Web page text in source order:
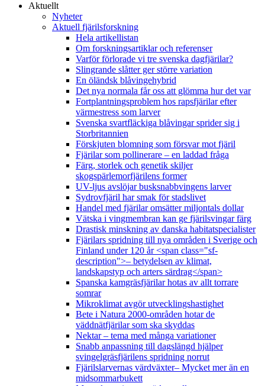
Aktuellt
Nyheter
Aktuell fjärilsforskning
Hela artikellistan
Om forskningsartiklar och referenser
Varför förlorade vi tre svenska dagfjärilar?
Slingrande slåtter ger större variation
En öländsk blåvingehybrid
Det nya normala får oss att glömma hur det var
Fortplantningsproblem hos rapsfjärilar efter
värmestress som larver
Svenska svartfläckiga blåvingar sprider sig i
Storbritannien
Förskjuten blomning som försvar mot fjäril
Fjärilar som pollinerare – en laddad fråga
Färg, storlek och genetik skiljer
skogspärlemorfjärilens former
UV-ljus avslöjar busksnabbvingens larver
Sydrovfjäril har smak för stadslivet
Handel med fjärilar omsätter miljontals dollar
Vätska i vingmembran kan ge fjärilsvingar färg
Drastisk minskning av danska habitatspecialister
Fjärilars spridning till nya områden i Sverige och
Finland under 120 år <span class="sf-
description">– betydelsen av klimat,
landskapstyp och arters särdrag</span>
Spanska kamgräsfjärilar hotas av allt torrare
somrar
Mikroklimat avgör utvecklingshastighet
Bete i Natura 2000-områden hotar de
väddnätfjärilar som ska skyddas
Nektar – tema med många variationer
Snabb anpassning till dagslängd hjälper
svingelgräsfjärilens spridning norrut
Fjärilslarvernas värdväxter– Mycket mer än en
midsommarbukett